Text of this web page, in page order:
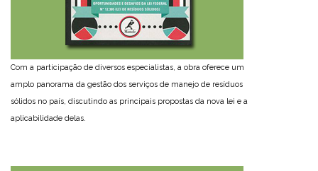
Com a participação de diversos especialistas, a obra oferece um
amplo panorama da gestão dos serviços de manejo de resíduos
sólidos no país, discutindo as principais propostas da nova lei e a
aplicabilidade delas.